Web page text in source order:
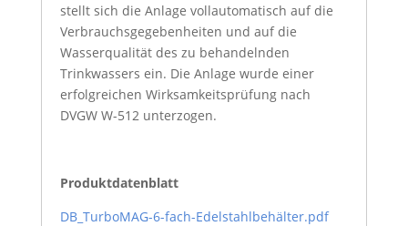
stellt sich die Anlage vollautomatisch auf die
Verbrauchsgegebenheiten und auf die
Wasserqualität des zu behandelnden
Trinkwassers ein. Die Anlage wurde einer
erfolgreichen Wirksamkeitsprüfung nach
DVGW W-512 unterzogen.
Produktdatenblatt
DB_TurboMAG-6-fach-Edelstahlbehälter.pdf